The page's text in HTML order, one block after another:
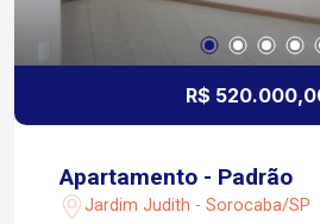
R$
Apartamento - Padrão
Jardim Judith - Sorocaba/SP